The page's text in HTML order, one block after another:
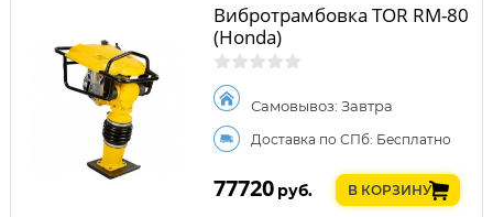
Вибротрамбовка TOR RM-80
(Honda)
Самовывоз: Завтра
Доставка по СПб: Бесплатно
77720 руб. В КОРЗИНУ